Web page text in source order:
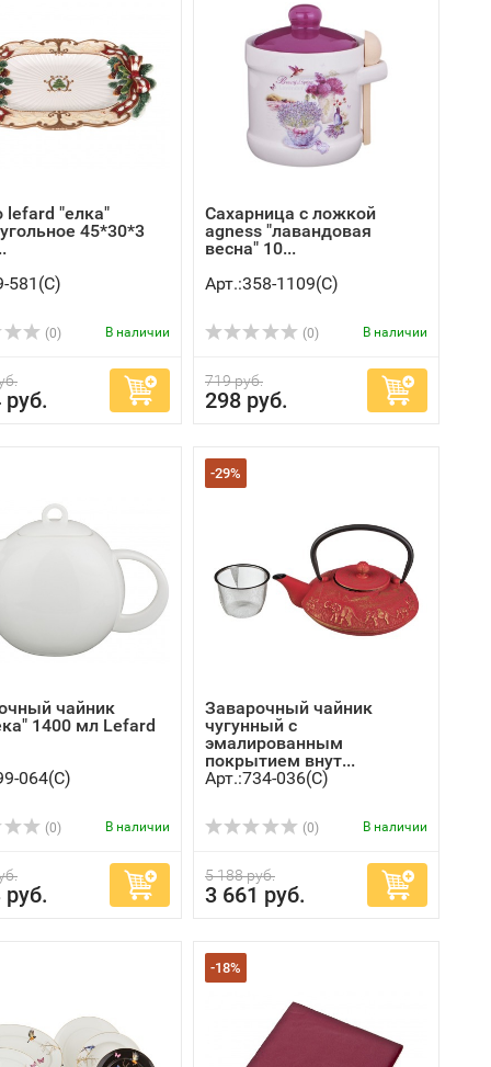
"елка"
45*30*3
581(C)
(0) В наличии
руб.
Сахарница с ложкой
agness "лавандовая
весна" 10...
Арт.:358-1109(C)
(0) В наличии
719 руб.
298 руб.
чайник
1400 мл Lefard
064(C)
(0) В наличии
руб.
-29%
Заварочный чайник
чугунный с
эмалированным
покрытием внут...
Арт.:734-036(C)
(0) В наличии
5 188 руб.
3 661 руб.
-18%